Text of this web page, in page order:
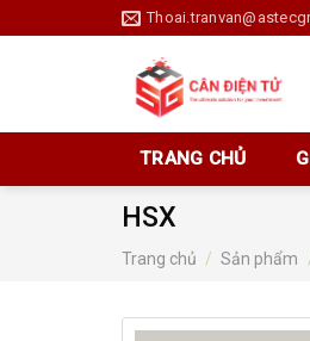
to
TRANG CHỦ
HSX
Trang chủ / Sản phẩm